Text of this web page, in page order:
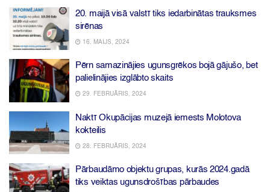
20. maijā visā valstī tiks iedarbinātas trauksmes
sirēnas
16. MAIJS, 2024
Pērn samazinājies ugunsgrēkos bojā gājušo, bet
palielinājies izglābto skaits
29. FEBRUĀRIS, 2024
Naktī Okupācijas muzejā iemests Molotova
kokteilis
28. FEBRUĀRIS, 2024
Pārbaudāmo objektu grupas, kurās 2024.gadā
tiks veiktas ugunsdrošības pārbaudes